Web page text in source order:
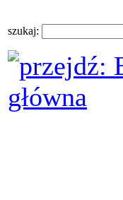
szukaj: